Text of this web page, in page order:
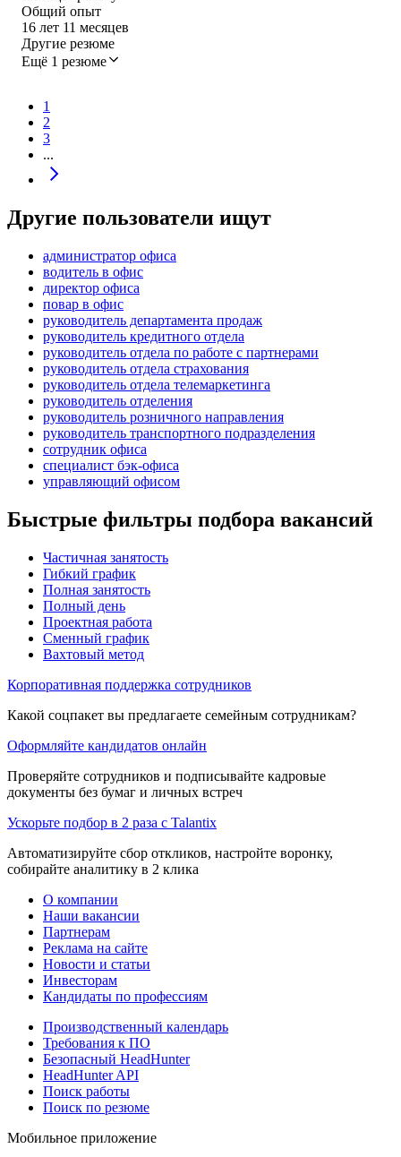
Общий опыт
16 лет 11 месяцев
Другие резюме
Ещё 1 резюме
1
2
3
...
Другие пользователи ищут
администратор офиса
водитель в офис
директор офиса
повар в офис
руководитель департамента продаж
руководитель кредитного отдела
руководитель отдела по работе с партнерами
руководитель отдела страхования
руководитель отдела телемаркетинга
руководитель отделения
руководитель розничного направления
руководитель транспортного подразделения
сотрудник офиса
специалист бэк-офиса
управляющий офисом
Быстрые фильтры подбора вакансий
Частичная занятость
Гибкий график
Полная занятость
Полный день
Проектная работа
Сменный график
Вахтовый метод
Корпоративная поддержка сотрудников
Какой соцпакет вы предлагаете семейным сотрудникам?
Оформляйте кандидатов онлайн
Проверяйте сотрудников и подписывайте кадровые
документы без бумаг и личных встреч
Ускорьте подбор в 2 раза с Talantix
Автоматизируйте сбор откликов, настройте воронку,
собирайте аналитику в 2 клика
О компании
Наши вакансии
Партнерам
Реклама на сайте
Новости и статьи
Инвесторам
Кандидаты по профессиям
Производственный календарь
Требования к ПО
Безопасный HeadHunter
HeadHunter API
Поиск работы
Поиск по резюме
Мобильное приложение